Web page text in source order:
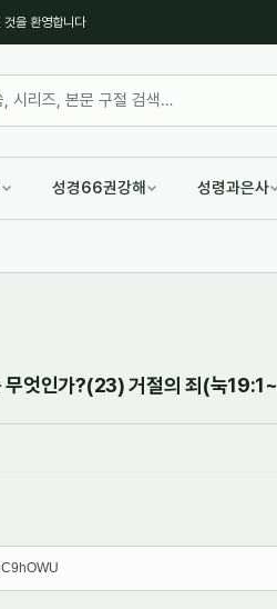
것을 환영합니다
성경66권강해 성령과은사
무엇인가?(23) 거절의 죄(눅